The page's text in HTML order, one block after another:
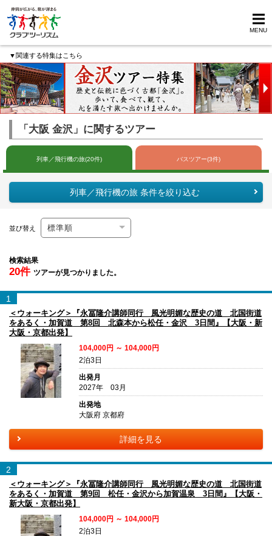
MENU
▼関連する特集はこちら
「大阪 金沢」に関するツアー
列車／飛行機の旅(20件) バスツアー(3件)
列車／飛行機の旅 条件を絞り込む
並び替え
検索結果
20件 ツアーが見つかりました。
1
＜ウォーキング＞『永冨隆介講師同行 風光明媚な歴史の道 北国街道
をあるく・加賀道 第8回 北森本から松任・金沢 3日間』【大阪・新
大阪・京都出発】
104,000円 ～ 104,000円
2泊3日
出発月
2027年 03月
出発地
大阪府 京都府
詳細を見る
2
＜ウォーキング＞『永冨隆介講師同行 風光明媚な歴史の道 北国街道
をあるく・加賀道 第9回 松任・金沢から加賀温泉 3日間』【大阪・
新大阪・京都出発】
104,000円 ～ 104,000円
2泊3日